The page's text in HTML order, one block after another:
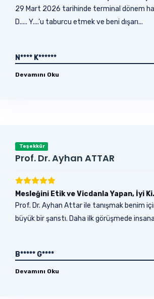
29 Mart 2026 tarihinde terminal dönem
D..... Y....’u taburcu etmek ve beni dışarı...
N**** K******
Devamını Oku
Teşekkür
Prof. Dr. Ayhan ATTAR
Mesleğini Etik ve Vicdanla Yapan, İyi
Prof. Dr. Ayhan Attar ile tanışmak benim
büyük bir şanstı. Daha ilk görüşmede
B***** G****
Devamını Oku